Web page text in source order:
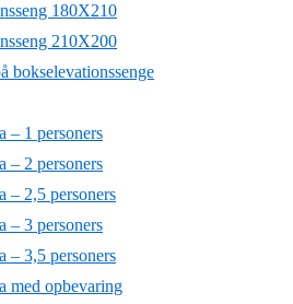
180X210
210X200
bokselevationssenge
– 1 personers
– 2 personers
– 2,5 personers
– 3 personers
– 3,5 personers
med opbevaring